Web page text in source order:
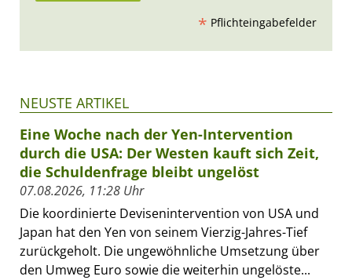
* Pflichteingabefelder
NEUSTE ARTIKEL
Eine Woche nach der Yen-Intervention
durch die USA: Der Westen kauft sich Zeit,
die Schuldenfrage bleibt ungelöst
07.08.2026, 11:28 Uhr
Die koordinierte Devisenintervention von USA und
Japan hat den Yen von seinem Vierzig-Jahres-Tief
zurückgeholt. Die ungewöhnliche Umsetzung über
den Umweg Euro sowie die weiterhin ungelöste...